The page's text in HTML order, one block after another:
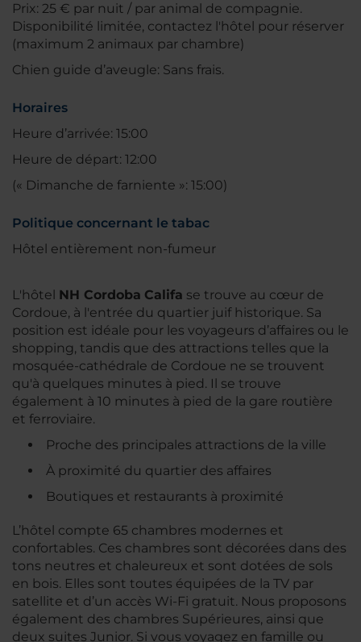
Prix: 25 € par nuit / par animal de compagnie.
Disponibilité limitée, contactez l'hôtel pour réserver
(maximum 2 animaux par chambre)
Chien guide d’aveugle: Sans frais.
Horaires
Heure d’arrivée: 15:00
Heure de départ: 12:00
(« Dimanche de farniente »: 15:00)
Politique concernant le tabac
Hôtel entièrement non-fumeur
L'hôtel NH Cordoba Califa se trouve au cœur de
Cordoue, à l'entrée du quartier juif historique. Sa
position est idéale pour les voyageurs d’affaires ou le
shopping, tandis que des attractions telles que la
mosquée-cathédrale de Cordoue ne se trouvent
qu'à quelques minutes à pied. Il se trouve
également à 10 minutes à pied de la gare routière
et ferroviaire.
Proche des principales attractions de la ville
À proximité du quartier des affaires
Boutiques et restaurants à proximité
L’hôtel compte 65 chambres modernes et
confortables. Ces chambres sont décorées dans des
tons neutres et chaleureux et sont dotées de sols
en bois. Elles sont toutes équipées de la TV par
satellite et d’un accès Wi-Fi gratuit. Nous proposons
également des chambres Supérieures, ainsi que
deux suites Junior. Si vous voyagez en famille ou